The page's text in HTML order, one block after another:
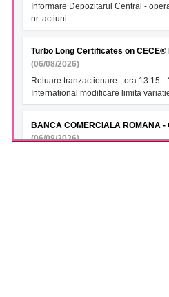
Informare Depozitarul Central -
nr. actiuni
Turbo Long Certificates on CECE®
(06/08/2026)
Reluare tranzactionare - ora 13:15 -
International modificare limita
BANCA COMERCIALA ROMANA -
(06/08/2026)